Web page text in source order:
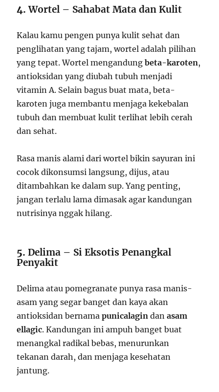
4.Wortel – Sahabat Mata dan Kulit
Kalau kamu pengen punya kulit sehat dan
penglihatan yang tajam, wortel adalah pilihan
yang tepat. Wortel mengandungbeta-karoten,
antioksidan yang diubah tubuh menjadi
vitamin A. Selain bagus buat mata, beta-
karoten juga membantu menjaga kekebalan
tubuh dan membuat kulit terlihat lebih cerah
dan sehat.
Rasa manis alami dari wortel bikin sayuran ini
cocok dikonsumsi langsung, dijus, atau
ditambahkan ke dalam sup. Yang penting,
jangan terlalu lama dimasak agar kandungan
nutrisinya nggak hilang.
5.Delima – Si Eksotis Penangkal
Penyakit
Delima atau pomegranate punya rasa manis-
asam yang segar banget dan kaya akan
antioksidan bernamapunicalagin danasam
ellagic. Kandungan ini ampuh banget buat
menangkal radikal bebas, menurunkan
tekanan darah, dan menjaga kesehatan
jantung.